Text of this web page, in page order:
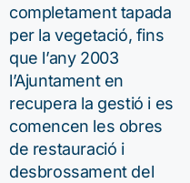
completament tapada
per la vegetació, fins
que l’any 2003
l’Ajuntament en
recupera la gestió i es
comencen les obres
de restauració i
desbrossament del